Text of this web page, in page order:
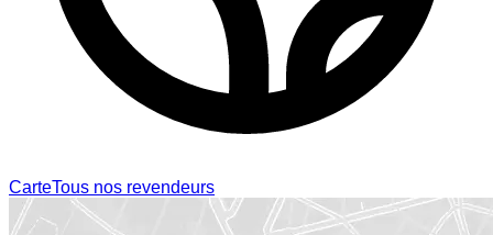
CarteTous nos revendeurs